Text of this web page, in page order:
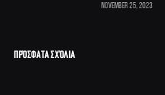
November 25, 2023
ΠΡΌΣΦΑΤΑ ΣΧΌΛΙΑ